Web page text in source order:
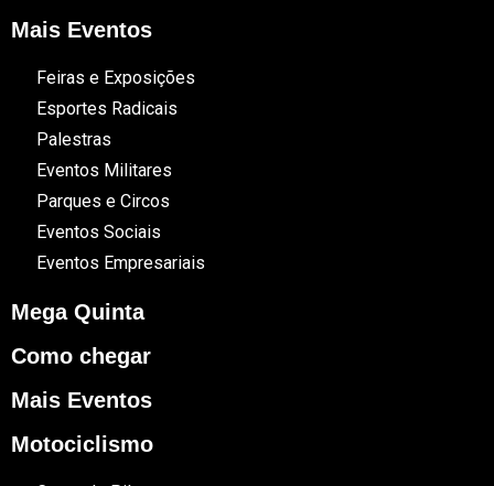
Mais Eventos
Feiras e Exposições
Esportes Radicais
Palestras
Eventos Militares
Parques e Circos
Eventos Sociais
Eventos Empresariais
Mega Quinta
Como chegar
Mais Eventos
Motociclismo